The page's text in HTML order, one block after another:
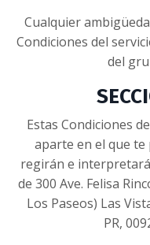
Cualquier
Condiciones del
del
Estas Condiciones
aparte en el que
regirán e
de 300 Ave. Felisa
Los Paseos) Las
PR,